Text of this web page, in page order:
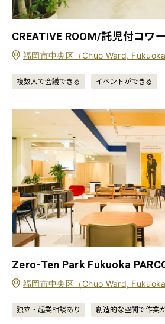
福岡市中央区（Chuo Ward,
複数人で会議できる イベントができる
福岡市中央区（Chuo Ward,
独立・起業相談あり 創造的な空間で作業